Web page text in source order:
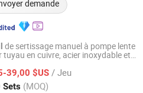
demande
de sertissage manuel à pompe lente
tuyau en cuivre, acier inoxydable et
39,00 $US / Jeu
Sets (MOQ)
Ltd.
Depuis 2024